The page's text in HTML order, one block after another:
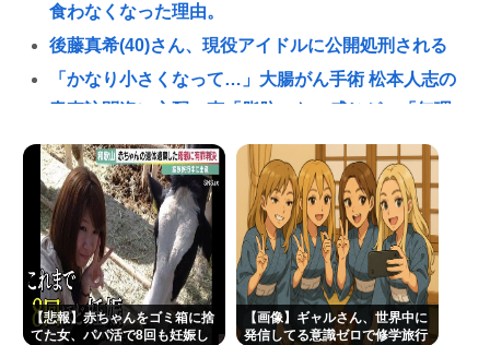
食わなくなった理由。
後藤真希(40)さん、現役アイドルに公開処刑される
「かなり小さくなって…」大腸がん手術 松本人志の
青森訪問姿に心配の声「脂肪のない感じが」「無理
せずに」
ラーメン二郎「もう食わない？ さっきは食べれるっ
て言ったじゃねーか！」（ヽ´ん`）「」 反論できる？
昔のおまいら「マクドはクソ！モスバーガー最高
や！」👈この風潮はもう無くなった？
独身おっさんワイ、底辺職の親戚が説教してくるの
で身を隠す
【悲報】赤ちゃんをゴミ箱に捨
てた女、パパ活で8回も妊娠し
【画像】ギャルさん、世界中に
発信してる意識ゼロで修学旅行